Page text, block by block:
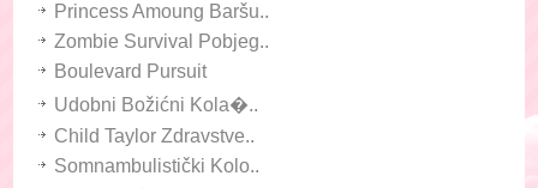
Princess Amoung Baršu..
Zombie Survival Pobjeg..
Boulevard Pursuit
Udobni Božićni Kola�..
Child Taylor Zdravstve..
Somnambulistički Kolo..